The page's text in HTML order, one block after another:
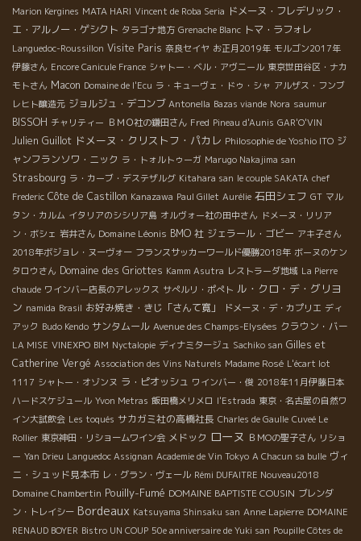
Marion Kergines MATA HARI Vincent de Roba Seria ドメーヌ・フレデリック・
エ・アルノー・ゲシクト タラゴナ地方 Grenache Blanc トマ・ラフォレ
Languedoc-Roussillon Visite Paris 奈良セイヤ お正月2019年 モルゴン2017年
伊藤さん Encore Canicule France シャトー・ベル・アヴニール 東京世田谷区・ナカ
モトさん Macon Domaine de l'Ecu ラ・キューヴェ・ドゥ・シャ アルザス・フンブ
レヒト醸造元 ジョルジュ・デコンブ Antonella Bazas viande Nora saumur
BISSOH チャリティー ＢＭＯ社の鎌田さん Fred Pineau d'Aunis GAR'O'VIN
Julien Guillot ドメーヌ・クリストフ・パカレ Philosophie de Yoshio ITO ジ
ャンフランソワ・ニック ラ・トォルトゥーガ Marugo Nakajima san
Strasbourg ラ・カーブ・デステザルグ Kitahara san le couple SAKATA chef
Frederic Côte de Castillon Kanazawa Paul Gillet Aurélie 石田シェフ GT マル
タン・カルム イタリアのシシリア島 オルヴォー社の田中さん ドメーヌ・リリア
ン・ボシェ 岩井さん Domaine Léonis BMO 社 ジェラール・ゴビー アキ子さん
2018年ボジョレ・ヌーヴォー フランスサッカーワールド優勝2018年 ボーヌのケン
タロウさん Domaine des Griottes Kamm Asutra レストラーダ地域 La Pierre
chaude ワインバー店長のアレックス サぺルリ・ポぺト ル・クロ・デ・グリヨ
ン namida Brasil お好み焼き・きじ「さんて寛」 ドメーヌ・デ・カプリエ ディ
アック Budo Kendo サンタムール Avenue des Champs-Elysées クラウン・バー
LA MISE VINEXPO BIM Nyctalopie ディナミタージュ Sachiko san Gilles et
Catherine Vergé Association des Vins Naturels Madame Rosé L'écart lot
1117 シャトー・オゾンヌ ラ・ピオッシュ ワインバー・俊 2018年11月伊藤日本
ハードスケジュール Yvon Metras 飯田橋メリメロ l'Estrada 東京・名古屋の自然ワ
イン大試飲会 Les toqués サカガミ社の高橋社長 Charles de Gaulle Cuveé Le
Rollier 東京神田・リショームワイン会 メドック ローヌ ＢＭОの聖子さん リショ
ー Yan Drieu Languedoc Assignan Academie de Vin Tokyo A Chacun sa bulle ヴィ
ニ・シュッド見本市 レ・グラン・ヴェール Rémi DUFAITRE Nouveau2018
Domaine Chambertin Pouilly-Fumé DOMAINE BAPTISTE COUSIN ブレンダ
ン・トレイシー Bordeaux Katsuyama Shinsaku san Anne Lapierre DOMAINE
RENAUD BOYER Bistro UN COUP 50e anniversaire de Yuki san Poupille Côtes de